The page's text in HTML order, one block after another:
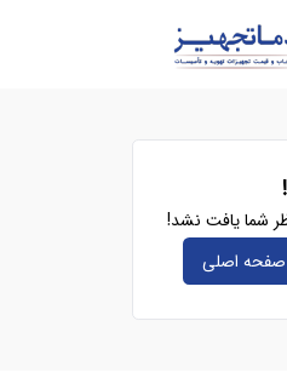
شما یافت نشد!
صفحه‌ اصلی